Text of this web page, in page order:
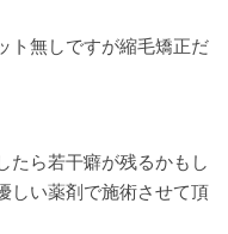
ト無しですが縮毛矯正だ
たら若干癖が残るかもし
しい薬剤で施術させて頂